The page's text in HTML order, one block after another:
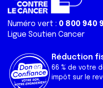
Numéro vert : 0 800 940
Ligue Soutien Cancer
Réduction
66 % de votre
impôt sur le